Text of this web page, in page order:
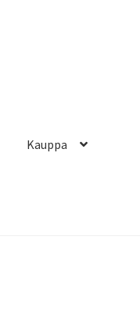
Kauppa